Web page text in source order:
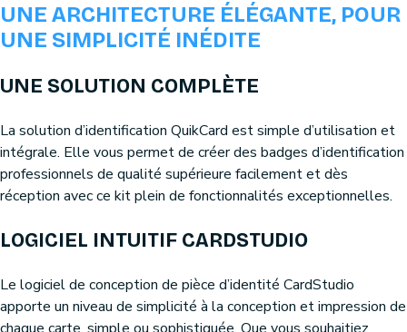
UNE ARCHITECTURE ÉLÉGANTE, POUR
UNE SIMPLICITÉ INÉDITE
UNE SOLUTION COMPLÈTE
La solution d’identification QuikCard est simple d’utilisation et
intégrale. Elle vous permet de créer des badges d’identification
professionnels de qualité supérieure facilement et dès
réception avec ce kit plein de fonctionnalités exceptionnelles.
LOGICIEL INTUITIF CARDSTUDIO
Le logiciel de conception de pièce d’identité CardStudio
apporte un niveau de simplicité à la conception et impression de
chaque carte, simple ou sophistiquée. Que vous souhaitiez